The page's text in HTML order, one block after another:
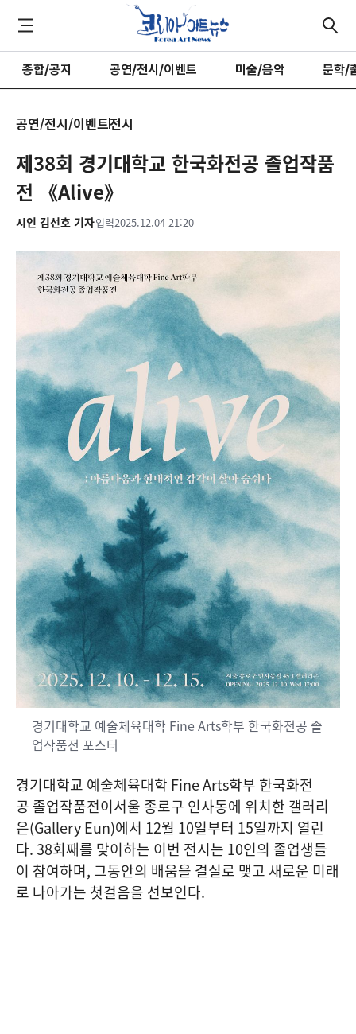
종합/공지 공연/전시/이벤트 미술/음악 문학/
공연/전시/이벤트전시
제38회 경기대학교 한국화전공 졸업작품
전 《Alive》
시인 김선호 기자입력2025.12.04 21:20
경기대학교 예술체육대학 Fine Arts학부 한국화전공 졸
업작품전 포스터
경기대학교 예술체육대학 Fine Arts학부 한국화전
공 졸업작품전이서울 종로구 인사동에 위치한 갤러리
은(Gallery Eun)에서 12월 10일부터 15일까지 열린
다. 38회째를 맞이하는 이번 전시는 10인의 졸업생들
이 참여하며, 그동안의 배움을 결실로 맺고 새로운 미래
로 나아가는 첫걸음을 선보인다.